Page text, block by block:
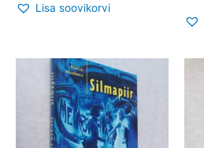
Lisa soovikorvi